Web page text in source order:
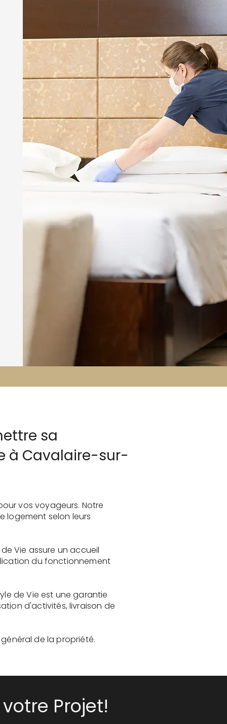
sa
à Cavalaire-sur-
vos voyageurs. Notre
logement selon leurs
Vie assure un accueil
du fonctionnement
de Vie est une garantie
d'activités, livraison de
de la propriété.
Projet!